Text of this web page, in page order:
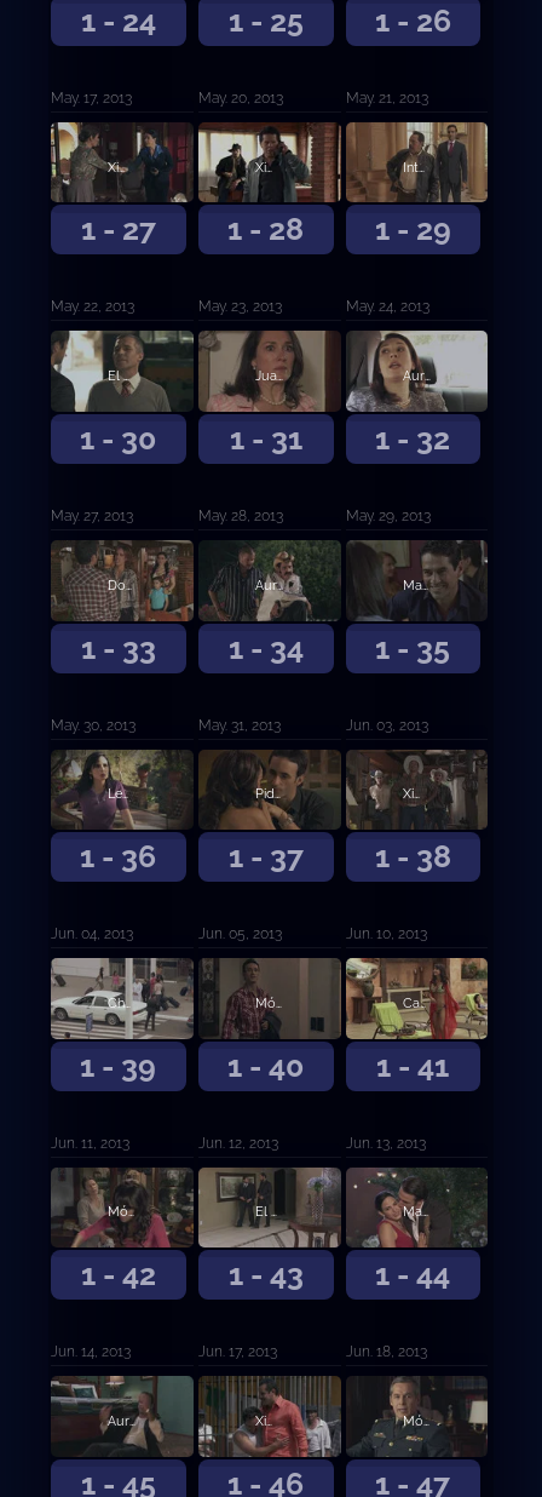
1 - 24
May. 17, 2013
1 - 25
May. 20, 2013
1 - 26
May. 21, 2013
1 - 27
Ximena se escapa
May. 22, 2013
1 - 28
Ximena es secuestrada por Los Villalobos
May. 23, 2013
1 - 29
Intentan violar a la mujer de Casillas
May. 24, 2013
1 - 30
El Cabo le confiesa a Aurelio que lo quieren traicionar
May. 27, 2013
1 - 31
Juan le pega un tiro a Ximena
May. 28, 2013
1 - 32
Aurelio libera a su esposa Ximena
May. 29, 2013
1 - 33
Don Cleto ajusticia a los Villalobos
May. 30, 2013
1 - 34
Aurelio se enfrenta a Don Cleto
May. 31, 2013
1 - 35
Marco y Leonor se dejan llevar por la pasión
Jun. 03, 2013
1 - 36
Leonor se infiltra en la organización de Casillas
Jun. 04, 2013
1 - 37
Piden a Aurelio asesina al Cardenal Pastrana
Jun. 05, 2013
1 - 38
Ximena le confiesa al Turco que no es feliz con Aurelio
Jun. 10, 2013
1 - 39
Chacorta elimina al Cardenal y los Villalobos a Guadalupe
Jun. 11, 2013
1 - 40
Mónica jura vengar la muerte de Guadalupe
Jun. 12, 2013
1 - 41
Casillas se la juega toda para ocultar la muerte de Guadalupe
Jun. 13, 2013
1 - 42
Mónica prepara su venganza contra Chacorta
Jun. 14, 2013
1 - 43
El Turco le confiesa a Ximena su amor
Jun. 17, 2013
1 - 44
Marcos arresta a Don Cleto por tráfico de droga
Jun. 18, 2013
1 - 45
Aurelio le ordena a los colombianos matar a Marcos
1 - 46
Ximena se escapa de la casa de Aurelio
1 - 47
Mónica elimina a la mujer que mató a Isidro